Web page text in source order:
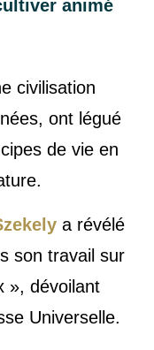
animé
civilisation
ont légué
de vie en
a révélé
son travail sur
», dévoilant
Universelle.